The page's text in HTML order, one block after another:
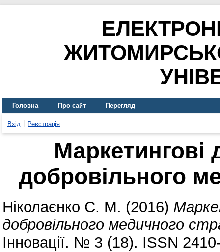
Головна Про сайт Перегляд
Вхід Реєстрація
Маркетингові
добровільного
Ніколаєнко С. М. (2016)
добровільного медичного
Інновації. № 3 (18). ISSN